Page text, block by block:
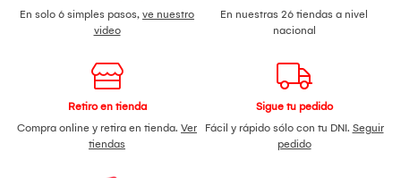
En solo 6 simples pasos, ve nuestro
video
En nuestras 26 tiendas a nivel
nacional
Retiro en tienda
Compra online y retira en tienda. Ver
tiendas
Sigue tu pedido
Fácil y rápido sólo con tu DNI. Seguir
pedido